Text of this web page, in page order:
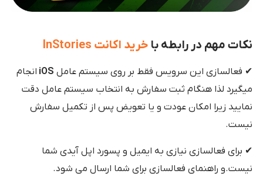
نکات مهم در رابطه با خرید اکانت InStories
✔ فعالسازی این سرویس فقط بر روی سیستم عامل iOS انجام
میگیرد لذا هنگام ثبت سفارش به انتخاب سیستم عامل دقت
نمایید زیرا امکان عودت و یا تعویض پس از تکمیل سفارش
نیست.
✔ برای فعالسازی نیازی به ایمیل و پسورد اپل آیدی شما
نیست.و راهنمای فعالسازی برای شما ارسال می شود.